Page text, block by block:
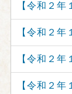
【令和２
【令和２
【令和２
【令和２